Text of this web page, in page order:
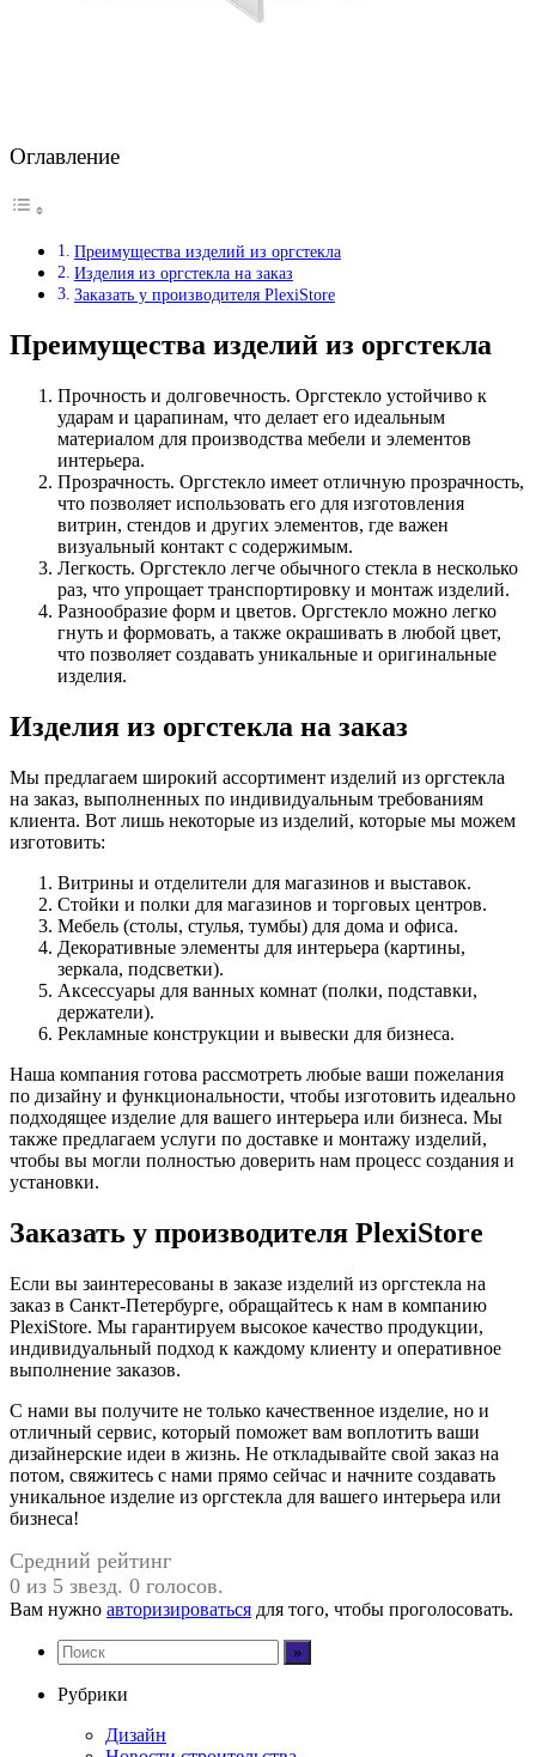
Оглавление
Преимущества изделий из оргстекла
Изделия из оргстекла на заказ
Заказать у производителя PlexiStore
Преимущества изделий из оргстекла
Прочность и долговечность. Оргстекло устойчиво к
ударам и царапинам, что делает его идеальным
материалом для производства мебели и элементов
интерьера.
Прозрачность. Оргстекло имеет отличную прозрачность,
что позволяет использовать его для изготовления
витрин, стендов и других элементов, где важен
визуальный контакт с содержимым.
Легкость. Оргстекло легче обычного стекла в несколько
раз, что упрощает транспортировку и монтаж изделий.
Разнообразие форм и цветов. Оргстекло можно легко
гнуть и формовать, а также окрашивать в любой цвет,
что позволяет создавать уникальные и оригинальные
изделия.
Изделия из оргстекла на заказ
Мы предлагаем широкий ассортимент изделий из оргстекла
на заказ, выполненных по индивидуальным требованиям
клиента. Вот лишь некоторые из изделий, которые мы можем
изготовить:
Витрины и отделители для магазинов и выставок.
Стойки и полки для магазинов и торговых центров.
Мебель (столы, стулья, тумбы) для дома и офиса.
Декоративные элементы для интерьера (картины,
зеркала, подсветки).
Аксессуары для ванных комнат (полки, подставки,
держатели).
Рекламные конструкции и вывески для бизнеса.
Наша компания готова рассмотреть любые ваши пожелания
по дизайну и функциональности, чтобы изготовить идеально
подходящее изделие для вашего интерьера или бизнеса. Мы
также предлагаем услуги по доставке и монтажу изделий,
чтобы вы могли полностью доверить нам процесс создания и
установки.
Заказать у производителя PlexiStore
Если вы заинтересованы в заказе изделий из оргстекла на
заказ в Санкт-Петербурге, обращайтесь к нам в компанию
PlexiStore. Мы гарантируем высокое качество продукции,
индивидуальный подход к каждому клиенту и оперативное
выполнение заказов.
С нами вы получите не только качественное изделие, но и
отличный сервис, который поможет вам воплотить ваши
дизайнерские идеи в жизнь. Не откладывайте свой заказ на
потом, свяжитесь с нами прямо сейчас и начните создавать
уникальное изделие из оргстекла для вашего интерьера или
бизнеса!
Средний рейтинг
0 из 5 звезд. 0 голосов.
Вам нужно авторизироваться для того, чтобы проголосовать.
Рубрики
Дизайн